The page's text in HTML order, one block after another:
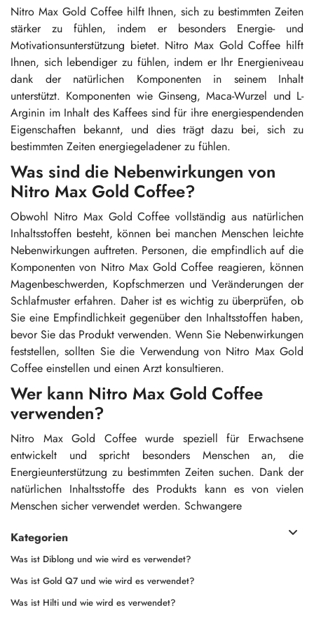
Nitro Max Gold Coffee hilft Ihnen, sich zu bestimmten Zeiten
stärker zu fühlen, indem er besonders Energie- und
Motivationsunterstützung bietet. Nitro Max Gold Coffee hilft
Ihnen, sich lebendiger zu fühlen, indem er Ihr Energieniveau
dank der natürlichen Komponenten in seinem Inhalt
unterstützt. Komponenten wie Ginseng, Maca-Wurzel und L-
Arginin im Inhalt des Kaffees sind für ihre energiespendenden
Eigenschaften bekannt, und dies trägt dazu bei, sich zu
bestimmten Zeiten energiegeladener zu fühlen.
Was sind die Nebenwirkungen von
Nitro Max Gold Coffee?
Obwohl Nitro Max Gold Coffee vollständig aus natürlichen
Inhaltsstoffen besteht, können bei manchen Menschen leichte
Nebenwirkungen auftreten. Personen, die empfindlich auf die
Komponenten von Nitro Max Gold Coffee reagieren, können
Magenbeschwerden, Kopfschmerzen und Veränderungen der
Schlafmuster erfahren. Daher ist es wichtig zu überprüfen, ob
Sie eine Empfindlichkeit gegenüber den Inhaltsstoffen haben,
bevor Sie das Produkt verwenden. Wenn Sie Nebenwirkungen
feststellen, sollten Sie die Verwendung von Nitro Max Gold
Coffee einstellen und einen Arzt konsultieren.
Wer kann Nitro Max Gold Coffee
verwenden?
Nitro Max Gold Coffee wurde speziell für Erwachsene
entwickelt und spricht besonders Menschen an, die
Energieunterstützung zu bestimmten Zeiten suchen. Dank der
natürlichen Inhaltsstoffe des Produkts kann es von vielen
Menschen sicher verwendet werden. Schwangere
Kategorien
Was ist Diblong und wie wird es verwendet?
Was ist Gold Q7 und wie wird es verwendet?
Was ist Hilti und wie wird es verwendet?